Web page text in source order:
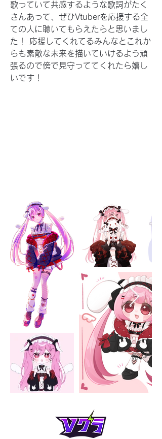
歌っていて共感するような歌詞がたく
さんあって、ぜひVtuberを応援する全
ての人に聴いてもらえたらと思いまし
た！ 応援してくれてるみんなとこれか
らも素敵な未来を描いていけるよう頑
張るので傍で見守っててくれたら嬉し
いです！